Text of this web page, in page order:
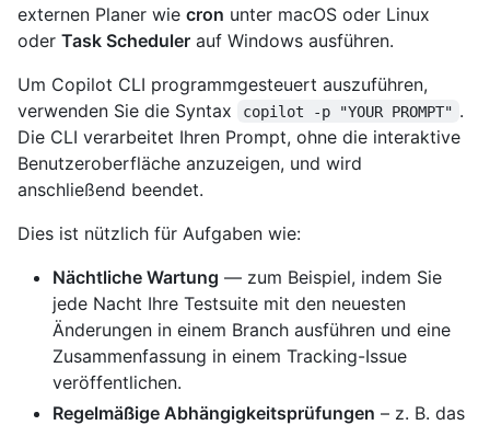
externen Planer wie cron unter macOS oder Linux
oder Task Scheduler auf Windows ausführen.
Um Copilot CLI programmgesteuert auszuführen,
verwenden Sie die Syntax
copilot -p "YOUR PROMPT" .
Die CLI verarbeitet Ihren Prompt, ohne die interaktive
Benutzeroberfläche anzuzeigen, und wird
anschließend beendet.
Dies ist nützlich für Aufgaben wie:
Nächtliche Wartung — zum Beispiel, indem Sie
jede Nacht Ihre Testsuite mit den neuesten
Änderungen in einem Branch ausführen und eine
Zusammenfassung in einem Tracking-Issue
veröffentlichen.
Regelmäßige Abhängigkeitsprüfungen – z. B. das